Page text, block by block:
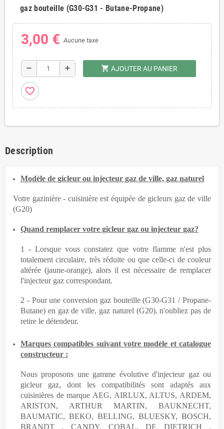
gaz bouteille (G30-G31 - Butane-Propane)
3,00 €Aucune taxe
remove add shopping_cart AJOUTER AU PANIER
favorite_border
Description
Modèle de gicleur ou injecteur gaz de ville, gaz naturel
Votre gazinière - cuisinière est équipée de gicleurs gaz de ville
(G20)
Quand remplacer votre gicleur gaz ou injecteur gaz?
1 - Lorsque vous constatez que votre flamme n'est plus
totalement circulaire, très réduite ou que celle-ci de couleur
altérée (jaune-orange), alors il est nécessaire de remplacer
l'injecteur gaz correspondant.
2 - Pour une conversion gaz bouteille (G30-G31 / Propane-
Butane) en gaz de ville, gaz naturel (G20), n'oubliez pas de
retire le détendeur.
Marques compatibles suivant votre modèle et catalogue
constructeur :
Nous proposons une gamme évolutive d'injecteur gaz ou
gicleur gaz, dont les compatibilités sont adaptés aux
cuisinières de marque AEG, AIRLUX, ALTUS, ARDEM,
ARISTON, ARTHUR MARTIN, BAUKNECHT,
BAUMATIC, BEKO, BELLING, BLUESKY, BOSCH,
BRANDT , CANDY, COBAL, DE DIETRICH ,